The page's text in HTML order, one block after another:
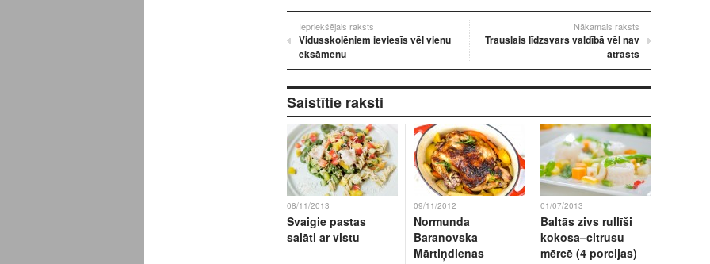
Iepriekšējais raksts
Vidusskolēniem ieviesīs vēl vienu
eksāmenu
Nākamais raksts
Trauslais līdzsvars valdībā vēl nav
atrasts
Saistītie raksti
08/11/2013
Svaigie pastas
salāti ar vistu
09/11/2012
Normunda
Baranovska
Mārtiņdienas
01/07/2013
Baltās zivs rullīši
kokosa–citrusu
mērcē (4 porcijas)